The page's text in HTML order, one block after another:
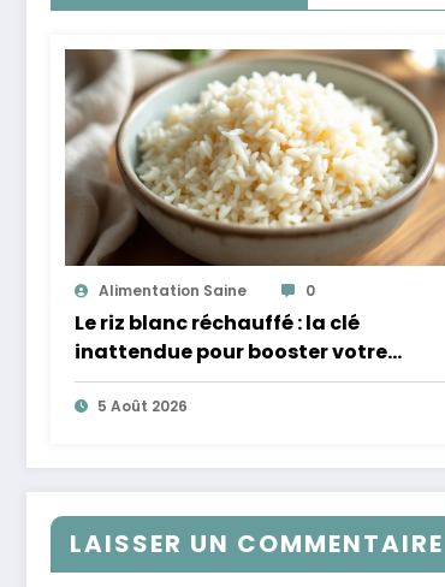
Alimentation Saine 0
Le riz blanc réchauffé : la clé
inattendue pour booster votre
microbiote
5 Août 2026
LAISSER UN COMMENTAIRE